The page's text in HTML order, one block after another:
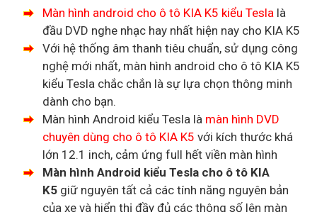
Màn hình android cho ô tô KIA K5 kiểu Tesla là
đầu DVD nghe nhạc hay nhất hiện nay cho KIA K5
Với hệ thống âm thanh tiêu chuẩn, sử dụng công
nghệ mới nhất, màn hình android cho ô tô KIA K5
kiểu Tesla chắc chắn là sự lựa chọn thông minh
dành cho bạn.
Màn hình Android kiểu Tesla là màn hình DVD
chuyên dùng cho ô tô KIA K5 với kích thước khá
lớn 12.1 inch, cảm ứng full hết viền màn hình
Màn hình Android kiểu Tesla cho ô tô KIA
K5 giữ nguyên tất cả các tính năng nguyên bản
của xe và hiển thị đầy đủ các thông số lên màn